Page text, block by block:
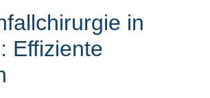
in
Effiziente